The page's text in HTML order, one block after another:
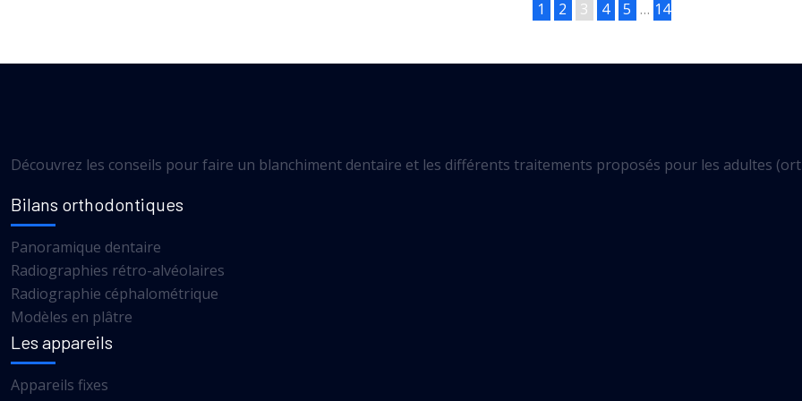
1 2 3 4 5 … 14
Découvrez les conseils pour faire un blanchiment dentaire et les différents traitements proposés pour les adultes
Bilans orthodontiques
Panoramique dentaire
Radiographies rétro-alvéolaires
Radiographie céphalométrique
Modèles en plâtre
Les appareils
Appareils fixes